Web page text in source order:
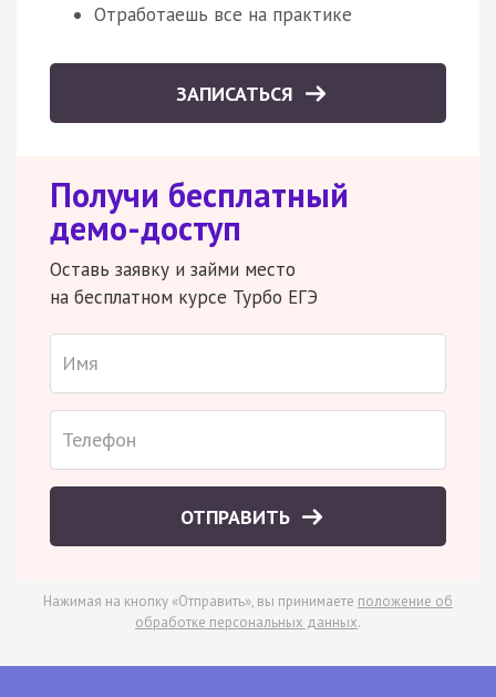
Отработаешь все на практике
ЗАПИСАТЬСЯ
Получи бесплатный
демо-доступ
Оставь заявку и займи место
на бесплатном курсе Турбо ЕГЭ
ОТПРАВИТЬ
Нажимая на кнопку «Отправить», вы принимаете положение об
обработке персональных данных.